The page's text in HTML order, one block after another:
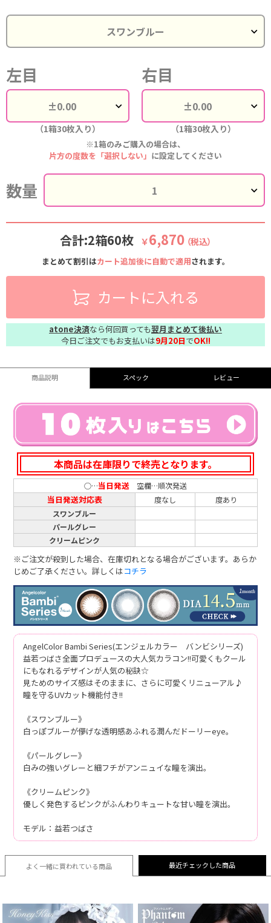
左目
（1箱30枚入り）
右目
（1箱30枚入り）
※1箱のみご購入の場合は、
片方の度数を「選択しない」 に設定してください
数量
合計:2箱60枚 ￥6,870 （税込）
まとめて割引はカート追加後に自動で適用されます。
カートに入れる
atone決済なら何回買っても翌月まとめて後払い
今日ご注文でもお支払いは9月20日でOK!!
商品説明 スペック レビュー
本商品は在庫限りで終売となります。
○…当日発送 空欄…順次発送
当日発送対応表 度なし
度あり
スワンブルー
パールグレー
クリームピンク
※ご注文が殺到した場合、在庫切れとなる場合がございます。あらか
じめご了承ください。詳しくはコチラ
AngelColor Bambi Series(エンジェルカラー バンビシリーズ)
益若つばさ全面プロデュースの大人気カラコン!!可愛くもクール
にもなれるデザインが人気の秘訣☆
見ためのサイズ感はそのままに、さらに可愛くリニューアル♪
瞳を守るUVカット機能付き!!
《スワンブルー》
白っぽブルーが儚げな透明感あふれる潤んだドーリーeye。
《パールグレー》
白みの強いグレーと細フチがアンニュイな瞳を演出。
《クリームピンク》
優しく発色するピンクがふんわりキュートな甘い瞳を演出。
モデル：益若つばさ
よく一緒に買われている商品 最近チェックした商品